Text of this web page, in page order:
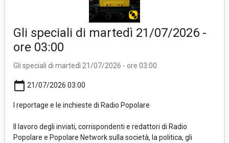
Gli speciali di martedì 21/07/2026 -
ore 03:00
Gli speciali di martedì 21/07/2026 - ore 03:00
calendar_today 21/07/2026 03:00
I reportage e le inchieste di Radio Popolare
Il lavoro degli inviati, corrispondenti e redattori di Radio
Popolare e Popolare Network sulla società, la politica, gli